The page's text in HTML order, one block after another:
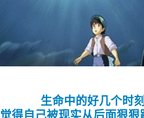
生命中的好几个时
觉得自己被现实从后面狠狠